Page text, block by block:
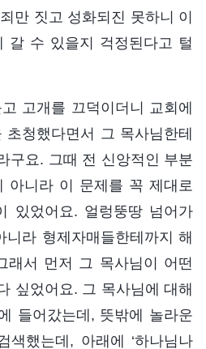
만 짓고 성화되진 못하니 이
갈 수 있을지 걱정된다고 털
고개를 끄덕이더니 교회에
청했다면서 그 목사님한테
구요. 그때 전 신앙적인 부분
아니라 이 문제를 꼭 제대로
있었어요. 얼렁뚱땅 넘어가
니라 형제자매들한테까지 해
래서 먼저 그 목사님이 어떤
싶었어요. 그 목사님에 대해
들어갔는데, 뜻밖에 놀라운
색했는데, 아래에 ‘하나님나